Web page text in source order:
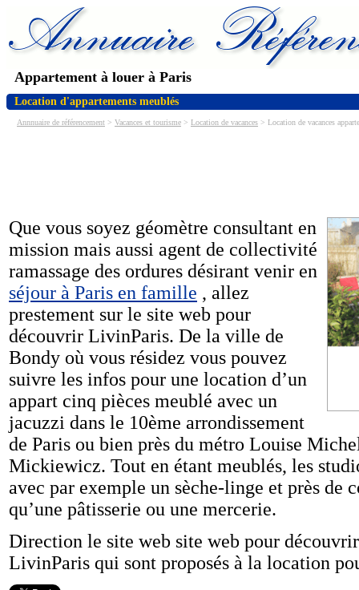
Appartement à louer à Paris
Location d'appartements meublés
Annnuaire de référencement > Vacances et tourisme > Location de vacances > Location de vacances
Que vous soyez géomètre consultant en
mission mais aussi agent de collectivité
ramassage des ordures désirant venir en
séjour à Paris en famille , allez
prestement sur le site web pour
découvrir LivinParis. De la ville de
Bondy où vous résidez vous pouvez
suivre les infos pour une location d’un
appart cinq pièces meublé avec un
jacuzzi dans le 10ème arrondissement
de Paris ou bien près du métro Louise
Mickiewicz. Tout en étant meublés, les
avec par exemple un sèche-linge et près de
qu’une pâtisserie ou une mercerie.
Direction le site web site web pour
LivinParis qui sont proposés à la location